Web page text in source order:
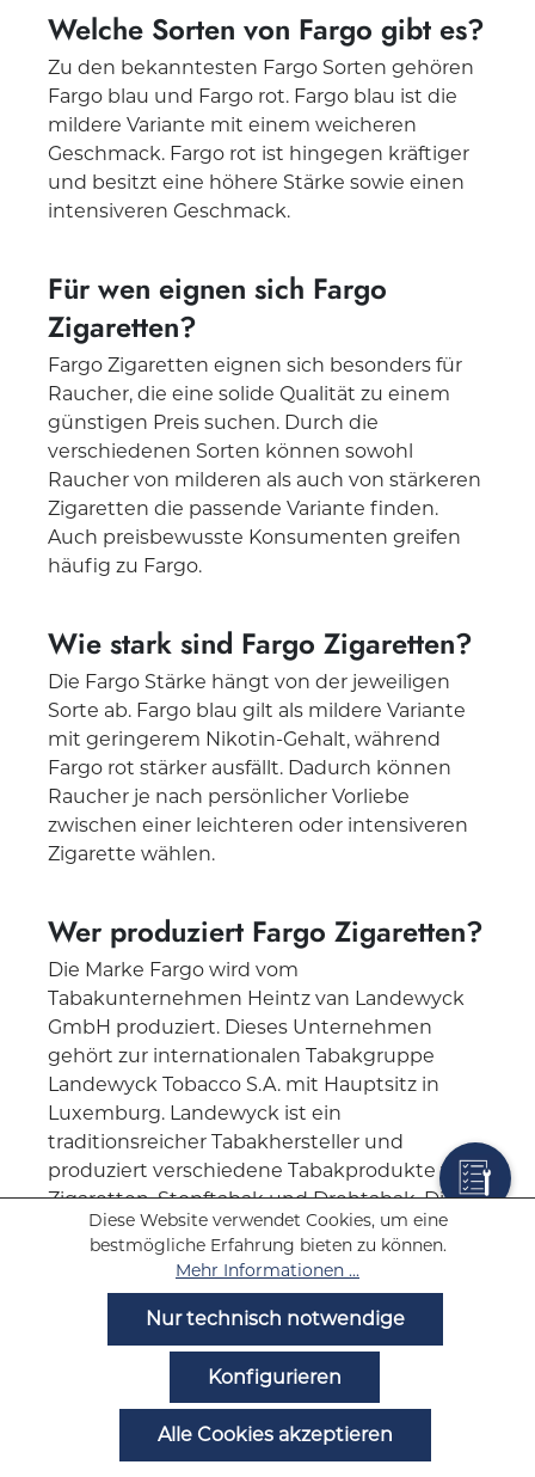
Welche Sorten von Fargo gibt es?
Zu den bekanntesten Fargo Sorten gehören
Fargo blau und Fargo rot. Fargo blau ist die
mildere Variante mit einem weicheren
Geschmack. Fargo rot ist hingegen kräftiger
und besitzt eine höhere Stärke sowie einen
intensiveren Geschmack.
Für wen eignen sich Fargo
Zigaretten?
Fargo Zigaretten eignen sich besonders für
Raucher, die eine solide Qualität zu einem
günstigen Preis suchen. Durch die
verschiedenen Sorten können sowohl
Raucher von milderen als auch von stärkeren
Zigaretten die passende Variante finden.
Auch preisbewusste Konsumenten greifen
häufig zu Fargo.
Wie stark sind Fargo Zigaretten?
Die Fargo Stärke hängt von der jeweiligen
Sorte ab. Fargo blau gilt als mildere Variante
mit geringerem Nikotin-Gehalt, während
Fargo rot stärker ausfällt. Dadurch können
Raucher je nach persönlicher Vorliebe
zwischen einer leichteren oder intensiveren
Zigarette wählen.
Wer produziert Fargo Zigaretten?
Die Marke Fargo wird vom
Tabakunternehmen Heintz van Landewyck
GmbH produziert. Dieses Unternehmen
gehört zur internationalen Tabakgruppe
Landewyck Tobacco S.A. mit Hauptsitz in
Luxemburg. Landewyck ist ein
traditionsreicher Tabakhersteller und
produziert verschiedene Tabakprodukte wie
Zigaretten, Stopftabak und Drehtabak. Die
Marke Fargo positioniert sich dabei vor allem
im preisgünstigen Segment und richtet sich
an Raucher, die günstige Zigaretten mit
klassischer Tabakmischung suchen.
Wo werden Fargo Zigaretten
hergestellt?
Fargo Zigaretten werden unter anderem in
Diese Website verwendet Cookies, um eine
bestmögliche Erfahrung bieten zu können.
Mehr Informationen ...
Nur technisch notwendige
Konfigurieren
Alle Cookies akzeptieren